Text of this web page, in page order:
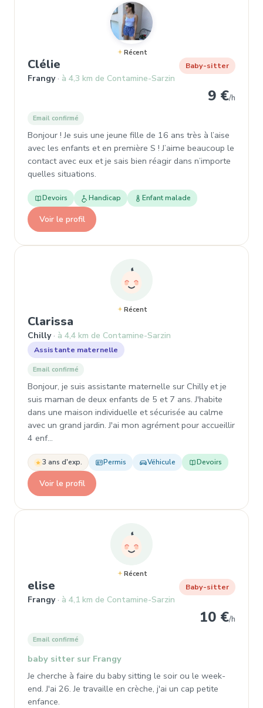
Récent
Clélie , Garde d'enfant à Frangy
Frangy à 4,3 km de Contamine-Sarzin
Baby-sitter
9 €/h
Email confirmé
Bonjour ! Je suis une jeune fille de 16 ans très à l’aise
avec les enfants et en première S ! J’aime beaucoup le
contact avec eux et je sais bien réagir dans n’importe
quelles situations.
Devoirs Handicap Enfant malade
Voir le profil
Récent
Clarissa
Chilly à 4,4 km de Contamine-Sarzin
Assistante maternelle
Email confirmé
Bonjour, je suis assistante maternelle sur Chilly et je
suis maman de deux enfants de 5 et 7 ans. J'habite
dans une maison individuelle et sécurisée au calme
avec un grand jardin. J'ai mon agrément pour accueillir
4 enf…
3 ans d'exp. Permis Véhicule Devoirs
Voir le profil
Récent
elise , Garde d'enfant à Frangy
Frangy à 4,1 km de Contamine-Sarzin
Baby-sitter
10 €/h
Email confirmé
baby sitter sur Frangy
Je cherche à faire du baby sitting le soir ou le week-
end. J'ai 26. Je travaille en crèche, j'ai un cap petite
enfance.